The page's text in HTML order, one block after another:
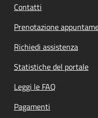
Contatti
Prenotazione
Richiedi assistenza
Statistiche del portale
Leggi le FAQ
Pagamenti